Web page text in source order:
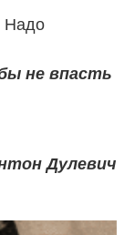
Надо
не впасть
Дулевич